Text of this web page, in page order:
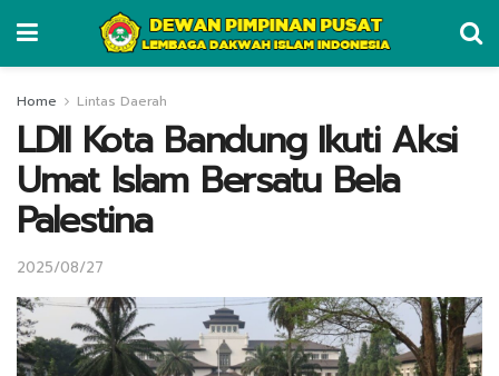
Home Lintas Daerah
LDII Kota Bandung Ikuti Aksi
Umat Islam Bersatu Bela
Palestina
2025/08/27